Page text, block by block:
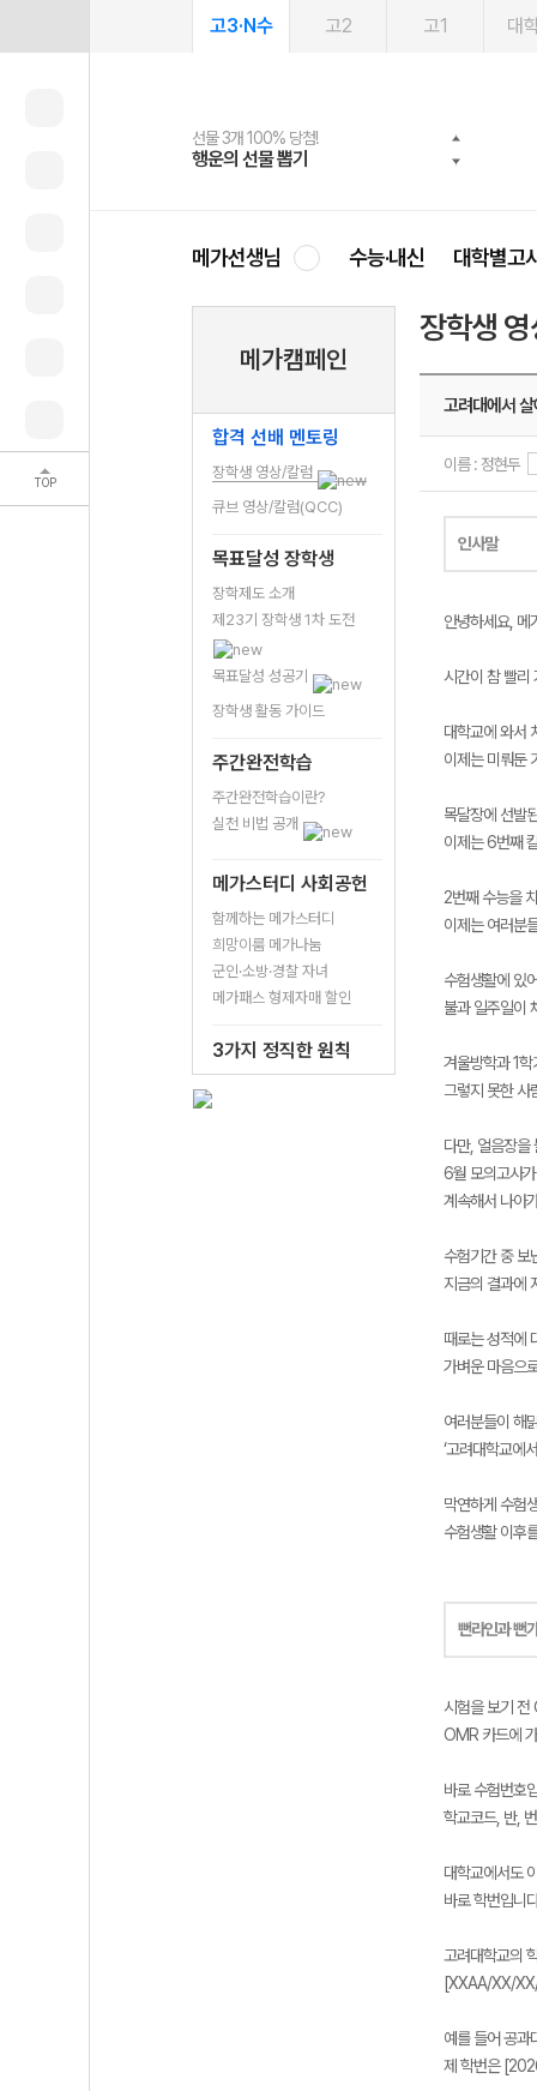
TOP
고3·N수 고2 고1 대
선물 3개 100% 당첨!
행운의 선물 뽑기
선물 100% 증정!
메가스터디 X 올리브
여름방학 스터디 캐시백
메가런 썸머스쿨
2027 러셀 단과
강사 공개선발
스마트러닝앱
설문 EVENT
메가패스
3일 무료 체험권
메가패스 수강생 무료혜택!
메가클럽 멤버십
사회공헌 캠페인
희망이룸 메가나눔
메가선생님 수능·내신 대학별고
메가캠페인
합격 선배 멘토링
장학생 영상/칼럼
큐브 영상/칼럼(QCC)
목표달성 장학생
장학제도 소개
제23기 장학생 1차 도전
목표달성 성공기
장학생 활동 가이드
주간완전학습
주간완전학습이란?
실천 비법 공개
메가스터디 사회공헌
함께하는 메가스터디
희망이룸 메가나눔
군인·소방·경찰 자녀
메가패스 형제자매 할인
3가지 정직한 원칙
장학생
고려대에서
이름 : 정현두
인사말
안녕하세요, 메
시간이 참 빨리
대학교에 와서
이제는 미뤄둔
목달장에 선발
이제는 6번째
2번째 수능을
이제는 여러분
수험생활에 있
불과 일주일이
겨울방학과 1
그렇지 못한 사
다만, 얼음장을
6월 모의고사
계속해서 나아
수험기간 중 보
지금의 결과에
때로는 성적에
가벼운 마음으
여러분들이 해
‘고려대학교에
막연하게 수험
수험생활 이후
뻔라인과 뻔
시험을 보기 전
OMR 카드에
바로 수험번호
학교코드, 반,
대학교에서도
바로 학번입니
고려대학교의
[XXAA/XX/
예를 들어 공과
제 학번은